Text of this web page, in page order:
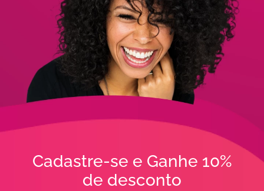
Cadastre-se e Ganhe 10%
de desconto